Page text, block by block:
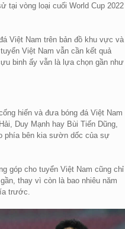
tại vòng loại cuối World Cup 2022
Việt Nam trên bản đồ khu vực và
Việt Nam vẫn cần kết quả
binh ấy vẫn là lựa chọn gần như
hiến và đưa bóng đá Việt Nam
Duy Mạnh hay Bùi Tiến Dũng,
phía bên kia sườn dốc của sự
góp cho tuyển Việt Nam cũng chỉ
thay vì còn là bao nhiêu năm
trước.